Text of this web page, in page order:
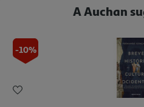
A Auchan
-10%